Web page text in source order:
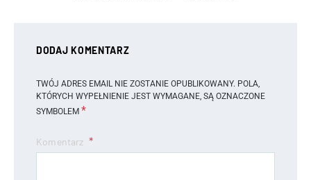
DODAJ KOMENTARZ
TWÓJ ADRES EMAIL NIE ZOSTANIE OPUBLIKOWANY. POLA,
KTÓRYCH WYPEŁNIENIE JEST WYMAGANE, SĄ OZNACZONE
SYMBOLEM *
Komentarz